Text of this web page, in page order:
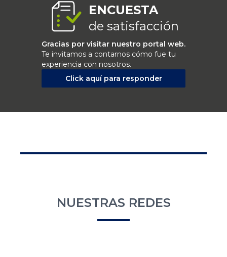
ENCUESTA
de satisfacción
Gracias por visitar nuestro portal web.
Te invitamos a contarnos cómo fue tu
experiencia con nosotros.
Click aquí para responder
NUESTRAS REDES